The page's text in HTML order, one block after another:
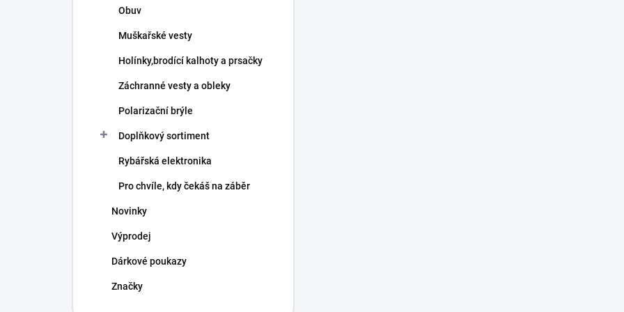
Obuv
Muškařské vesty
Holínky,brodící kalhoty a prsačky
Záchranné vesty a obleky
Polarizační brýle
Doplňkový sortiment
Rybářská elektronika
Pro chvíle, kdy čekáš na záběr
Novinky
Výprodej
Dárkové poukazy
Značky